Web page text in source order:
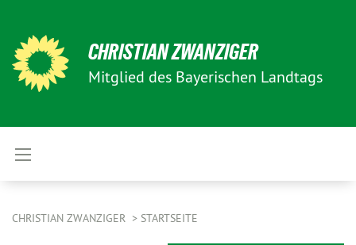
CHRISTIAN ZWANZIGER
Mitglied des Bayerischen Landtags
CHRISTIAN ZWANZIGER STARTSEITE